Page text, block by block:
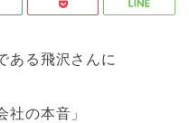
ある飛沢さんに
社の本音」